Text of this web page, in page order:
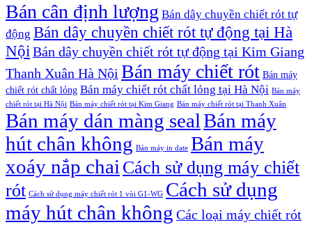
Bán cân định lượng Bán dây chuyền chiết rót tự
động Bán dây chuyền chiết rót tự động tại Hà
Nội Bán dây chuyền chiết rót tự động tại Kim Giang
Thanh Xuân Hà Nội Bán máy chiết rót Bán máy
chiết rót chất lỏng Bán máy chiết rót chất lỏng tại Hà Nội Bán máy
chiết rót tại Hà Nội Bán máy chiết rót tại Kim Giang Bán máy chiết rót tại Thanh Xuân
Bán máy dán màng sealBán máy
hút chân không Bán máy in date Bán máy
xoáy nắp chai Cách sử dụng máy chiết
rót Cách sử dụng máy chiết rót 1 vòi G1-WG Cách sử dụng
máy hút chân không Các loại máy chiết rót